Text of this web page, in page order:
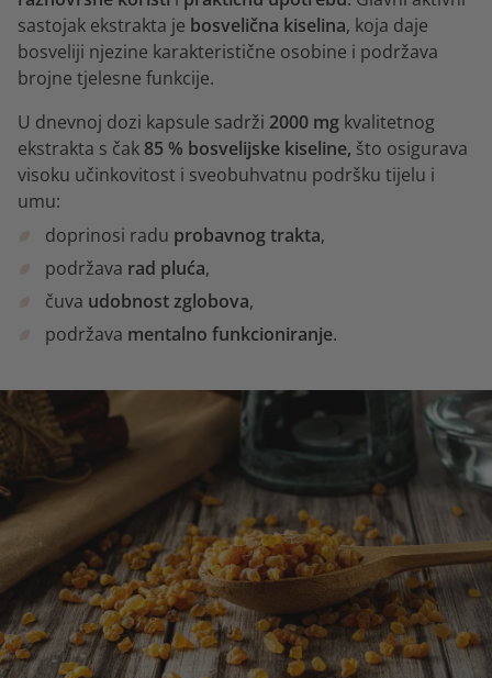
sastojak ekstrakta je bosvelična kiselina, koja daje
bosveliji njezine karakteristične osobine i podržava
brojne tjelesne funkcije.
U dnevnoj dozi kapsule sadrži 2000 mg kvalitetnog
ekstrakta s čak 85 % bosvelijske kiseline, što osigurava
visoku učinkovitost i sveobuhvatnu podršku tijelu i
umu:
doprinosi radu probavnog trakta,
podržava rad pluća,
čuva udobnost zglobova,
podržava mentalno funkcioniranje.